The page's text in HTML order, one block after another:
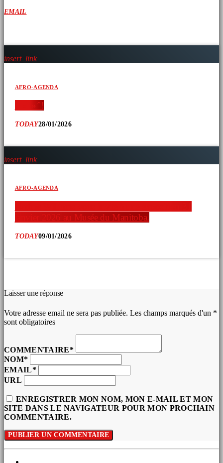
EMAIL
insert_link
AFRO-AGENDA
‘ » » ̂ !
TODAY28/01/2026
insert_link
AFRO-AGENDA
janvier 2026 au Musée du Manitoba.
TODAY09/01/2026
Laisser une réponse
Votre adresse email ne sera pas publiée. Les champs marqués d'un *
sont obligatoires
COMMENTAIRE*
NOM*
EMAIL*
URL
ENREGISTRER MON NOM, MON E-MAIL ET MON
SITE DANS LE NAVIGATEUR POUR MON PROCHAIN
COMMENTAIRE.